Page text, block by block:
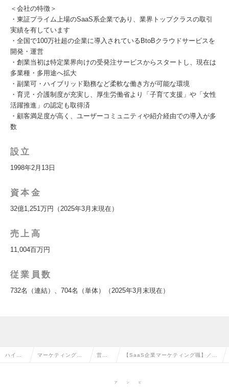
＜会社の特徴＞
・東証プライム上場のSaaS系企業であり、業界トップクラスの取引
実績を有しています
・全国で100万社超の企業に導入されているBtoBクラウドサービスを
開発・運営
・創業当初は特定業界向けの受発注サービスからスタートし、現在は
多業種・多用途へ拡大
・副業可・ハイブリッド勤務など柔軟な働き方が可能な環境
・育児・介護制度が充実し、厚生労働省より「子育て支援」や「女性
活躍推進」の認定も取得済
・顧客満足度が高く、ユーザーコミュニティや紹介経由での導入が多
数
設立
1998年2月13日
資本金
32億1,251万円（2025年3月末現在）
売上高
11,004百万円
従業員数
732名（連結）、704名（単体）（2025年3月末現在）
ハイク マーケティング・ 営業 【SaaS企業マーケティング職】／東